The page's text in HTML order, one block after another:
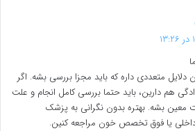
ف
:
دلایل متعددی داره که باید مجزا بررسی بشه. اگر
هم دارین، باید حتما بررسی کامل انجام و علت
معین بشه. بهتره بدون نگرانی به پزشک
یا فوق تخصص خون مراجعه کنین.